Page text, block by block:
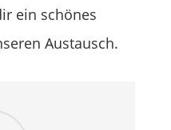
ein schönes
Austausch.